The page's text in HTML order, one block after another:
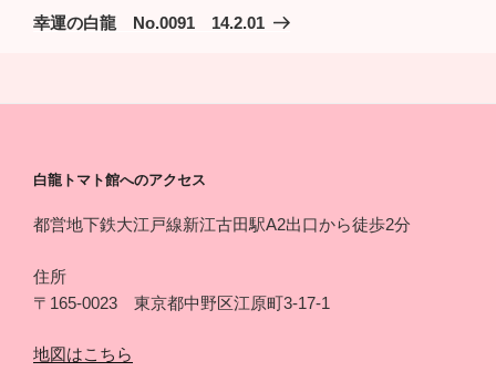
ゲ
ョ
稿
の
幸運の白龍 No.0091 14.2.01
白龍トマト館へのアクセス
都営地下鉄大江戸線新江古田駅A2出口から徒歩2分
住所
〒165-0023 東京都中野区江原町3-17-1
地図はこちら